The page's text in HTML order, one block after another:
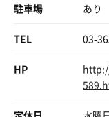
駐車場 あり
TEL 03-
HP